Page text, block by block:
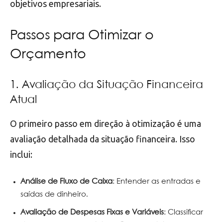
objetivos empresariais.
Passos para Otimizar o
Orçamento
1. Avaliação da Situação Financeira
Atual
O primeiro passo em direção à otimização é uma
avaliação detalhada da situação financeira. Isso
inclui:
Análise de Fluxo de Caixa: Entender as entradas e
saídas de dinheiro.
Avaliação de Despesas Fixas e Variáveis: Classificar